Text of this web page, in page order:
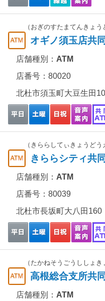
（おぎのすたまてんきょう
オギノ須玉店共
店舗種別： ATM
店番号：80020
北杜市須玉町大豆生田
（きららしてぃきょうどう
きららシティ共
店舗種別： ATM
店番号：80039
北杜市長坂町大八田160
（たかねそうごうししょ
高根総合支所共
店舗種別： ATM